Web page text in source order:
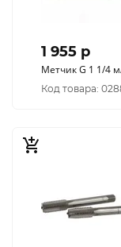
1 955 p
Метчик G 1 1/4
Код товара: